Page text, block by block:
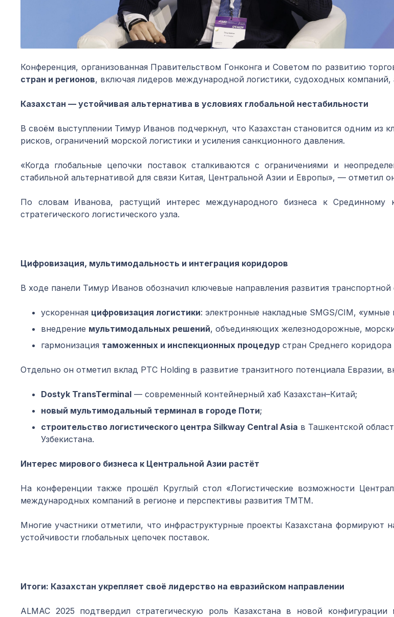
Конференция, организованная Правительством Гонконга и Советом по развитию
стран и регионов, включая лидеров международной логистики, судоходных компаний,
Казахстан — устойчивая альтернатива в условиях глобальной нестабильности
В своём выступлении Тимур Иванов подчеркнул, что Казахстан становится одним из
рисков, ограничений морской логистики и усиления санкционного давления.
«Когда глобальные цепочки поставок сталкиваются с ограничениями и
стабильной альтернативой для связи Китая, Центральной Азии и Европы», — отметил
По словам Иванова, растущий интерес международного бизнеса к Срединному
стратегического логистического узла.
Цифровизация, мультимодальность и интеграция коридоров
В ходе панели Тимур Иванов обозначил ключевые направления развития транспортной
ускоренная цифровизация логистики: электронные накладные SMGS/CIM,
внедрение мультимодальных решений, объединяющих железнодорожные,
гармонизация таможенных и инспекционных процедур стран Среднего
Отдельно он отметил вклад PTC Holding в развитие транзитного потенциала Евразии,
Dostyk TransTerminal — современный контейнерный хаб Казахстан–Китай;
новый мультимодальный терминал в городе Поти;
строительство логистического центра Silkway Central Asia в Ташкентской
Узбекистана.
Интерес мирового бизнеса к Центральной Азии растёт
На конференции также прошёл Круглый стол «Логистические возможности
международных компаний в регионе и перспективы развития ТМТМ.
Многие участники отметили, что инфраструктурные проекты Казахстана
устойчивости глобальных цепочек поставок.
Итоги: Казахстан укрепляет своё лидерство на евразийском направлении
ALMAC 2025 подтвердил стратегическую роль Казахстана в новой